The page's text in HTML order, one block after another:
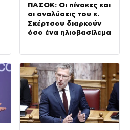
ΠΑΣΟΚ: Οι πίνακες και
οι αναλύσεις του κ.
Σκέρτσου διαρκούν
όσο ένα ηλιοβασίλεμα